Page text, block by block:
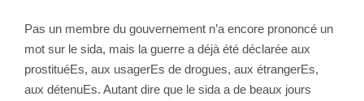
Pas un membre du gouvernement n’a encore prononcé un
mot sur le sida, mais la guerre a déjà été déclarée aux
prostituéEs, aux usagerEs de drogues, aux étrangerEs,
aux détenuEs. Autant dire que le sida a de beaux jours